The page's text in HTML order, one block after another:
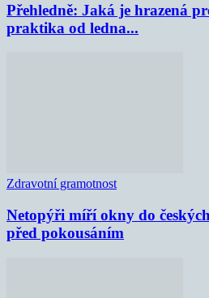
Přehledně: Jaká je hrazená
praktika od ledna...
Zdravotní gramotnost
Netopýři míří okny do
před pokousáním